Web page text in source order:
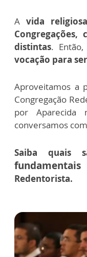
A vida
Congregações,
distintas. Então,
vocação para
Aproveitamos a
Congregação
por
conversamos
Saiba quais
fundamentais
Redentorista.